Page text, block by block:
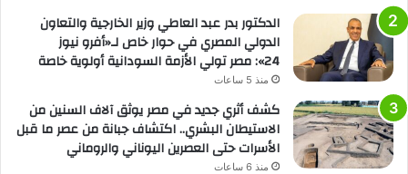
الدكتور بدر عبد العاطي وزير الخارجية والتعاون
الدولي المصري في حوار خاص لـ«أفرو نيوز
24»: مصر تولي الأزمة السودانية أولوية خاصة
منذ 5 ساعات
كشف أثري جديد في مصر يوثق آلاف السنين من
الاستيطان البشري.. اكتشاف جبانة من عصر ما قبل
الأسرات حتى العصرين اليوناني والروماني
منذ 6 ساعات